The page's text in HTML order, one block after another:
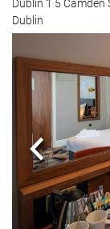
Dublin 1 5 Camden
Dublin
Vorige